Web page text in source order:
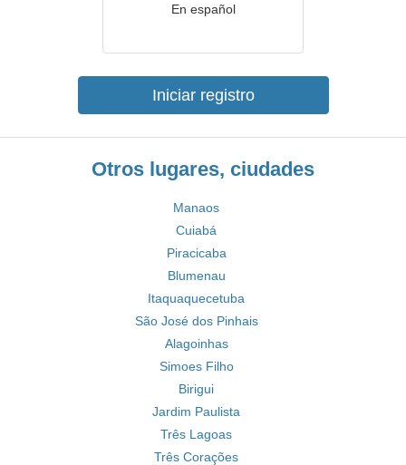
En español
Iniciar registro
Otros lugares, ciudades
Manaos
Cuiabá
Piracicaba
Blumenau
Itaquaquecetuba
São José dos Pinhais
Alagoinhas
Simoes Filho
Birigui
Jardim Paulista
Três Lagoas
Três Corações